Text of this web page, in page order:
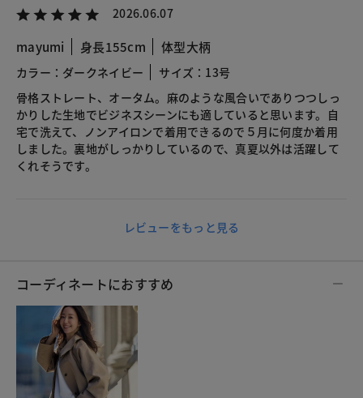
2026.06.07
mayumi 身長155cm 体型大柄
カラー：ダークネイビー
サイズ：13号
骨格ストレート、オータム。麻のような風合いでありつつしっ
かりした生地でビジネスシーンにも適していると思います。自
宅で洗えて、ノンアイロンで着用できるので５月に何度か着用
しました。裏地がしっかりしているので、真夏以外は活躍して
くれそうです。
レビューをもっと見る
コーディネートにおすすめ